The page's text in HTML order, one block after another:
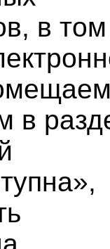
в том
в